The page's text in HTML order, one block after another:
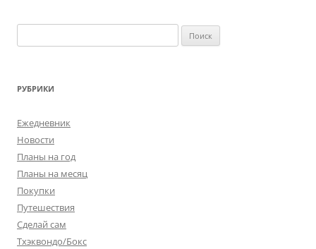
РУБРИКИ
Ежедневник
Новости
Планы на год
Планы на месяц
Покупки
Путешествия
Сделай сам
Тхэквондо/Бокс